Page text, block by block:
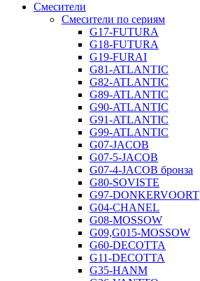
Смесители
Смесители по сериям
G17-FUTURA
G18-FUTURA
G19-FURAI
G81-ATLANTIC
G82-ATLANTIC
G89-ATLANTIC
G90-ATLANTIC
G91-ATLANTIC
G99-ATLANTIC
G07-JACOB
G07-5-JACOB
G07-4-JACOB бронза
G80-SOVISTE
G97-DONKERVOORT
G04-CHANEL
G08-MOSSOW
G09,G015-MOSSOW
G60-DECOTTA
G11-DECOTTA
G35-HANM